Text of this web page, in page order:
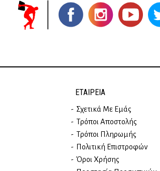
ΕΤΑΙΡΕΊΑ
Σχετικά Με Εμάς
Τρόποι Αποστολής
Τρόποι Πληρωμής
Πολιτική Επιστροφών
Όροι Χρήσης